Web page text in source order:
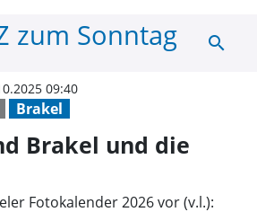
So schön sind
search
Brakel
09:40
Brakel und die